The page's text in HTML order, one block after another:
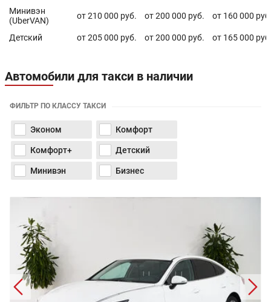
Минивэн
(UberVAN)
от 210 000 руб. от 200 000 руб. от 160 000
Детский от 205 000 руб. от 200 000 руб. от 165 000
Автомобили для такси в наличии
ФИЛЬТР ПО КЛАССУ ТАКСИ
Эконом Комфорт
Комфорт+ Детский
Минивэн Бизнес